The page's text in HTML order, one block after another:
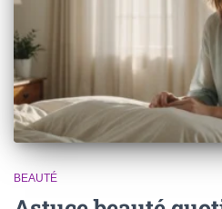
BEAUTÉ